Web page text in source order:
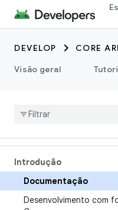
DEVELOP CORE
Visão geral
Introdução
Documentação
Desenvolvimento com